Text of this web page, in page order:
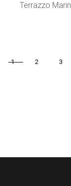
Terrazzo Marin
1 2 3